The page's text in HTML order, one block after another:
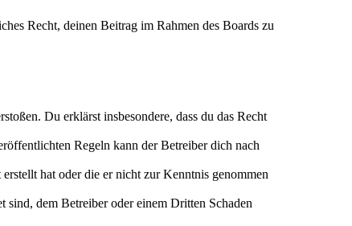
Recht, deinen Beitrag im Rahmen des Boards zu
Du erklärst insbesondere, dass du das Recht
Regeln kann der Betreiber dich nach
hat oder die er nicht zur Kenntnis genommen
sind, dem Betreiber oder einem Dritten Schaden